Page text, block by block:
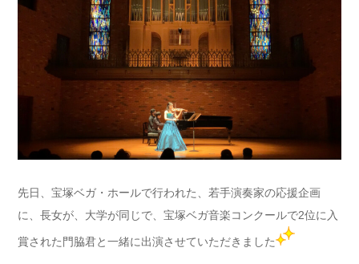
先日、宝塚ベガ・ホールで行われた、若手演奏家の応援企画
に、長女が、大学が同じで、宝塚ベガ音楽コンクールで2位に入
賞された門脇君と一緒に出演させていただきました